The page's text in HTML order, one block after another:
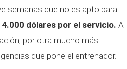
semanas que no es apto para
dólares por el servicio. A
por otra mucho más
que pone el entrenador.